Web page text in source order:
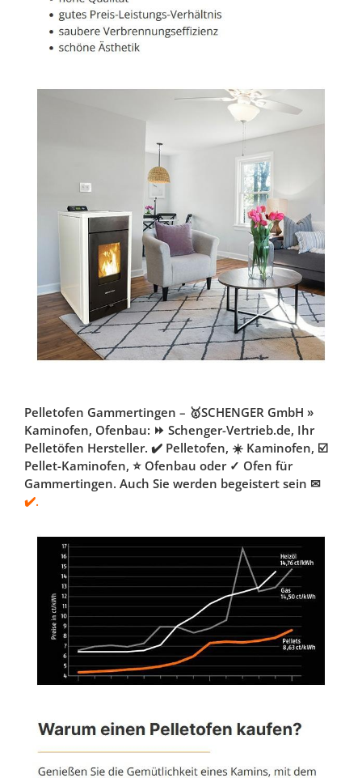
Pelletofen Gammertingen – 🥇SCHENGER GmbH »
Kaminofen, Ofenbau: ⏩ Schenger-Vertrieb.de, Ihr
Pelletöfen Hersteller. ✔️ Pelletofen, ☀️ Kaminofen, ☑️
Pellet-Kaminofen, ⭐ Ofenbau oder ✓ Ofen für
Gammertingen. Auch Sie werden begeistert sein ✉
✔️.